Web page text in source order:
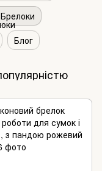
Брелоки
Блог